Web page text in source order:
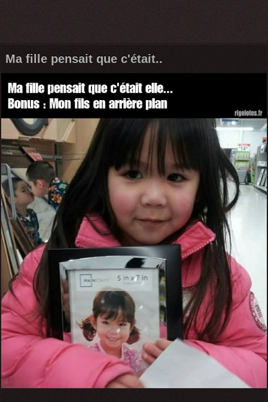
Ma fille pensait que c'était..